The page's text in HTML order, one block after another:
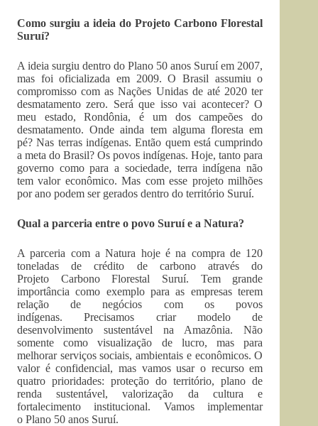
Como surgiu a ideia do Projeto Carbono Florestal
Suruí?
A ideia surgiu dentro do Plano 50 anos Suruí em 2007,
mas foi oficializada em 2009. O Brasil assumiu o
compromisso com as Nações Unidas de até 2020 ter
desmatamento zero. Será que isso vai acontecer? O
meu estado, Rondônia, é um dos campeões do
desmatamento. Onde ainda tem alguma floresta em
pé? Nas terras indígenas. Então quem está cumprindo
a meta do Brasil? Os povos indígenas. Hoje, tanto para
governo como para a sociedade, terra indígena não
tem valor econômico. Mas com esse projeto milhões
por ano podem ser gerados dentro do território Suruí.
Qual a parceria entre o povo Suruí e a Natura?
A parceria com a Natura hoje é na compra de 120
toneladas de crédito de carbono através do
Projeto Carbono Florestal Suruí. Tem grande
importância como exemplo para as empresas terem
relação de negócios com os povos
indígenas. Precisamos criar modelo de
desenvolvimento sustentável na Amazônia. Não
somente como visualização de lucro, mas para
melhorar serviços sociais, ambientais e econômicos. O
valor é confidencial, mas vamos usar o recurso em
quatro prioridades: proteção do território, plano de
renda sustentável, valorização da cultura e
fortalecimento institucional. Vamos implementar
o Plano 50 anos Suruí.